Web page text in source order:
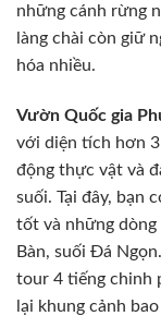
những cánh rừng
làng chài còn giữ
hóa nhiều.
Vườn Quốc gia
với diện tích hơn
động thực vật và
suối. Tại đây, bạn
tốt và những
Bàn, suối Đá
tour 4 tiếng chinh
lại khung cảnh